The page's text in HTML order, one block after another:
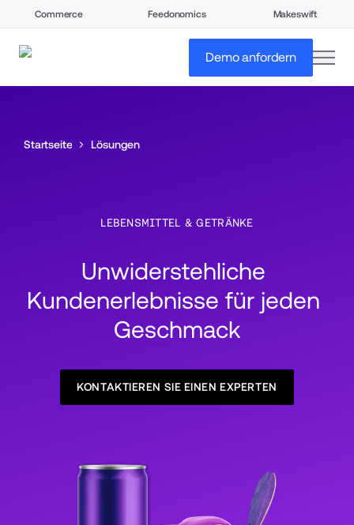
Commerce Feedonomics Makeswift
Demo anfordern
Startseite Lösungen
LEBENSMITTEL & GETRÄNKE
Unwiderstehliche
Kundenerlebnisse für jeden
Geschmack
KONTAKTIEREN SIE EINEN EXPERTEN